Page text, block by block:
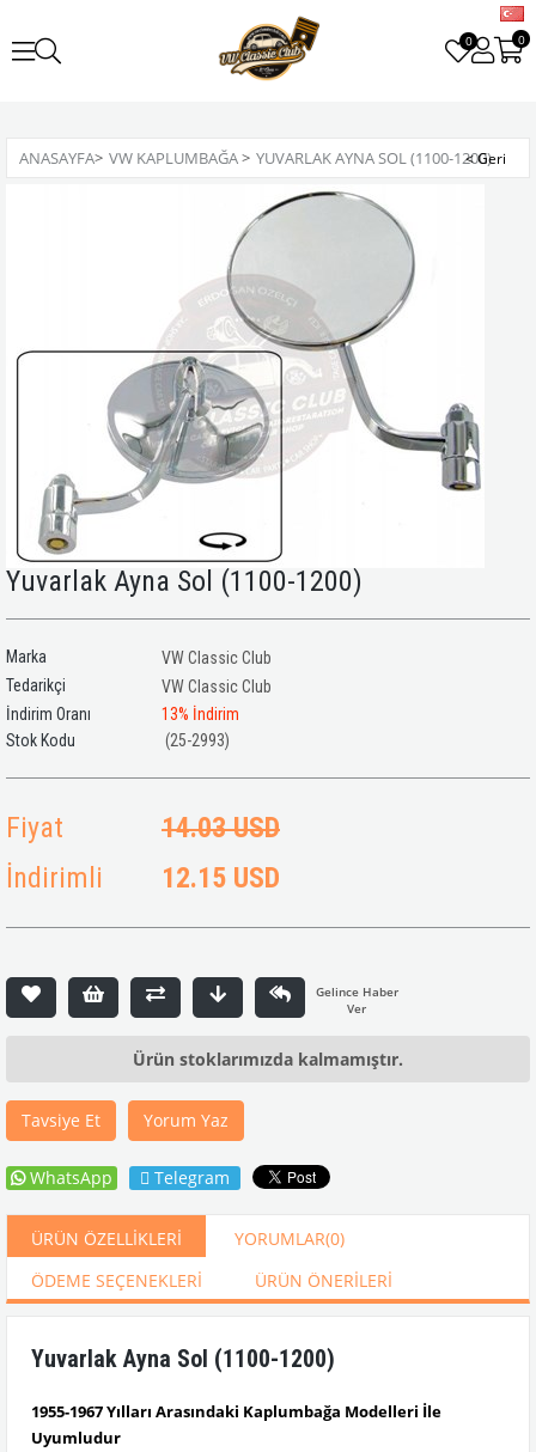
0 0
ANASAYFA> VW KAPLUMBAĞA> YUVARLAK AYNA SOL (1100-1200)
Yuvarlak Ayna Sol (1100-1200)
Marka
VW Classic Club
Tedarikçi
VW Classic Club
İndirim Oranı
%
13
İndirim
(25-2993)
Fiyat
14.03 USD
İndirimli
12.15 USD
Ürün stoklarımızda kalmamıştır.
Tavsiye Et Yorum Yaz
WhatsApp Telegram
ÜRÜN ÖZELLIKLERI YORUMLAR(0)
ÖDEME SEÇENEKLERI
ÜRÜN ÖNERILERI
Yuvarlak Ayna Sol (1100-1200)
1955-1967 Yılları Arasındaki Kaplumbağa Modelleri İle
Uyumludur